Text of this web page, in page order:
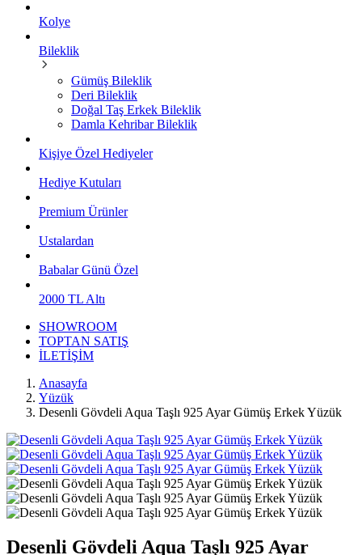
Kolye
Bileklik
Gümüş Bileklik
Deri Bileklik
Doğal Taş Erkek Bileklik
Damla Kehribar Bileklik
Kişiye Özel Hediyeler
Hediye Kutuları
Premium Ürünler
Ustalardan
Babalar Günü Özel
2000 TL Altı
SHOWROOM
TOPTAN SATIŞ
İLETİŞİM
Anasayfa
Yüzük
Desenli Gövdeli Aqua Taşlı 925 Ayar Gümüş Erkek Yüzük
Desenli Gövdeli Aqua Taşlı 925 Ayar